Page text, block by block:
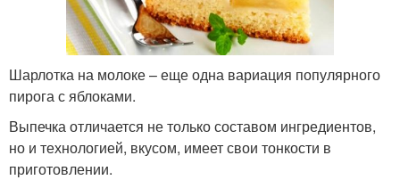
Шарлотка на молоке – еще одна вариация популярного
пирога с яблоками.
Выпечка отличается не только составом ингредиентов,
но и технологией, вкусом, имеет свои тонкости в
приготовлении.